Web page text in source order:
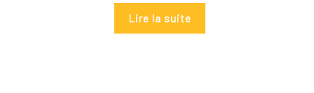
Lire la suite